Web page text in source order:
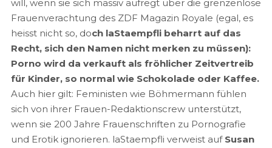
will, wenn sie sich massiv aufregt über die grenzenlose
Frauenverachtung des ZDF Magazin Royale (egal, es
heisst nicht so, doch laStaempfli beharrt auf das
Recht, sich den Namen nicht merken zu müssen):
Porno wird da verkauft als fröhlicher Zeitvertreib
für Kinder, so normal wie Schokolade oder Kaffee.
Auch hier gilt: Feministen wie Böhmermann fühlen
sich von ihrer Frauen-Redaktionscrew unterstützt,
wenn sie 200 Jahre Frauenschriften zu Pornografie
und Erotik ignorieren. laStaempfli verweist auf Susan